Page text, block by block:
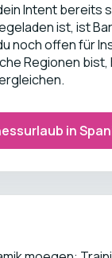
Intent bereits
ist, ist
noch offen für
Regionen
in